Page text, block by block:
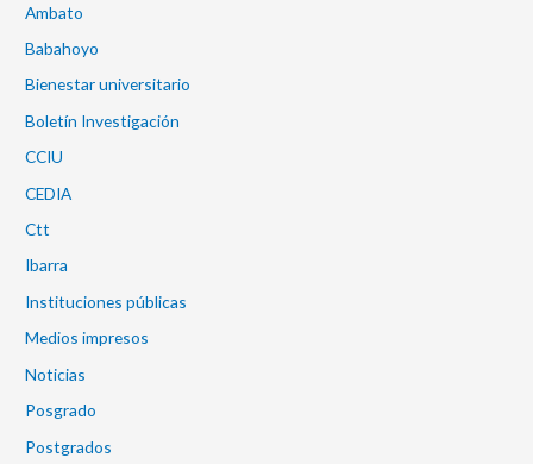
Ambato
Babahoyo
Bienestar universitario
Boletín Investigación
CCIU
CEDIA
Ctt
Ibarra
Instituciones públicas
Medios impresos
Noticias
Posgrado
Postgrados